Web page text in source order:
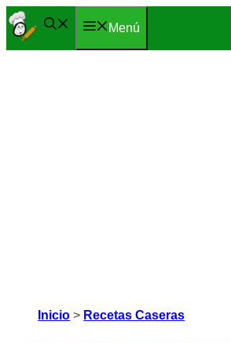
Saltar
al
Menú
Inicio > Recetas Caseras